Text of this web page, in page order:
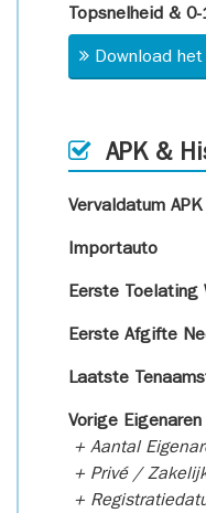
Topsnelheid &
Download
APK &
Vervaldatum APK
Importauto
Eerste Toelating
Eerste Afgifte
Laatste
Vorige Eigenaren
+ Aantal
+ Privé /
+